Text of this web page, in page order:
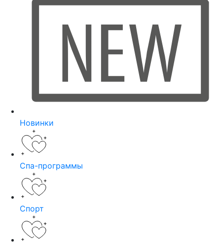
Новинки
Спа-программы
Спорт